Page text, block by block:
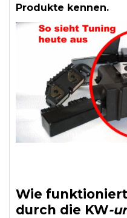
Produkte kennen.
Wie
durch die KW-